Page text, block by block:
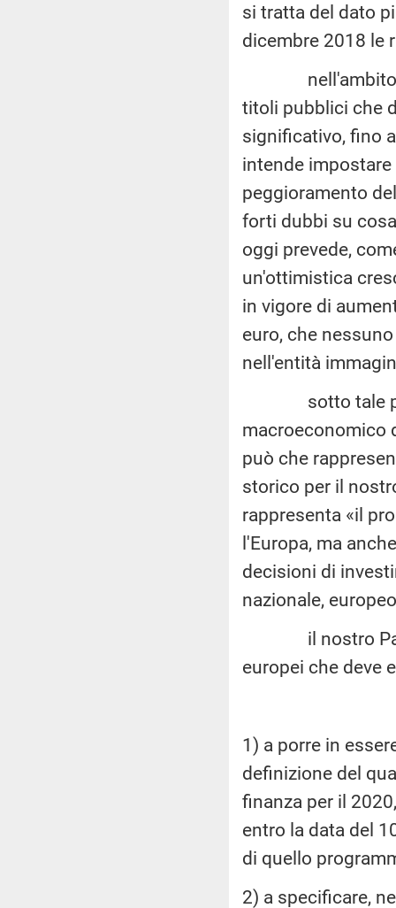
si tratta del dato
dicembre 2018 le
nell'ambito di
titoli pubblici che
significativo, fino
intende
peggioramento
forti dubbi su
oggi prevede,
un'ottimistica
in vigore di
euro, che
nell'entità
sotto tale
macroeconomico
può che
storico per il
rappresenta «il
l'Europa, ma
decisioni di
nazionale,
il nostro
europei che deve
1) a porre in
definizione del
finanza per il
entro la data del
di quello
2) a specificare,